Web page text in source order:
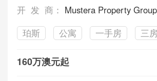
开 发 商： Mustera Property Group
珀斯
公寓 一手房 三
160万澳元起